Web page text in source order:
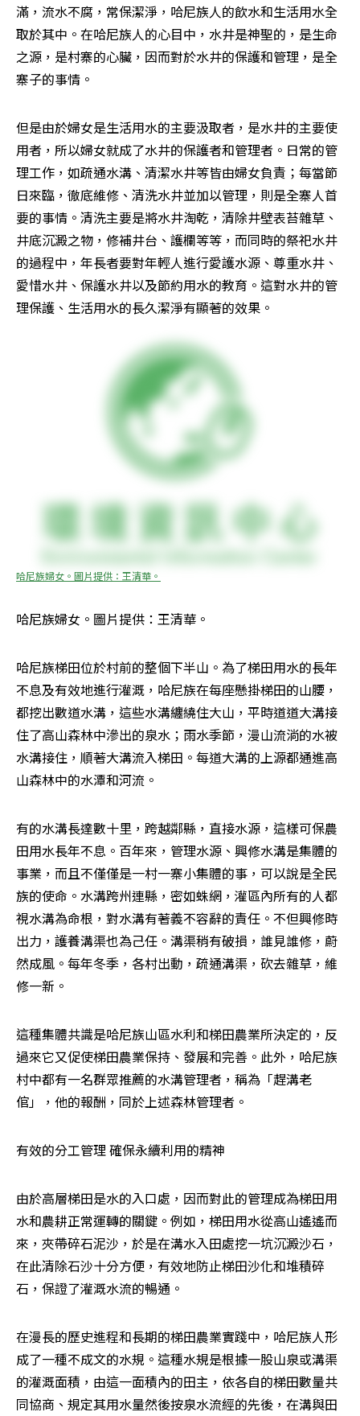
滿，流水不腐，常保潔淨，哈尼族人的飲水和生活用水全
取於其中。在哈尼族人的心目中，水井是神聖的，是生命
之源，是村寨的心臟，因而對於水井的保護和管理，是全
寨子的事情。
但是由於婦女是生活用水的主要汲取者，是水井的主要使
用者，所以婦女就成了水井的保護者和管理者。日常的管
理工作，如疏通水溝、清潔水井等皆由婦女負責；每當節
日來臨，徹底維修、清洗水井並加以管理，則是全寨人首
要的事情。清洗主要是將水井淘乾，清除井壁表苔雜草、
井底沉澱之物，修補井台、護欄等等，而同時的祭祀水井
的過程中，年長者要對年輕人進行愛護水源、尊重水井、
愛惜水井、保護水井以及節約用水的教育。這對水井的管
理保護、生活用水的長久潔淨有顯著的效果。
哈尼族婦女。圖片提供：王清華。
哈尼族婦女。圖片提供：王清華。
哈尼族梯田位於村前的整個下半山。為了梯田用水的長年
不息及有效地進行灌溉，哈尼族在每座懸掛梯田的山腰，
都挖出數道水溝，這些水溝纏繞住大山，平時道道大溝接
住了高山森林中滲出的泉水；雨水季節，漫山流淌的水被
水溝接住，順著大溝流入梯田。每道大溝的上源都通進高
山森林中的水潭和河流。
有的水溝長達數十里，跨越鄰縣，直接水源，這樣可保農
田用水長年不息。百年來，管理水源、興修水溝是集體的
事業，而且不僅僅是一村一寨小集體的事，可以說是全民
族的使命。水溝跨州連縣，密如蛛網，灌區內所有的人都
視水溝為命根，對水溝有著義不容辭的責任。不但興修時
出力，護養溝渠也為己任。溝渠稍有破損，誰見誰修，蔚
然成風。每年冬季，各村出動，疏通溝渠，砍去雜草，維
修一新。
這種集體共識是哈尼族山區水利和梯田農業所決定的，反
過來它又促使梯田農業保持、發展和完善。此外，哈尼族
村中都有一名群眾推薦的水溝管理者，稱為「趕溝老
倌」，他的報酬，同於上述森林管理者。
有效的分工管理 確保永續利用的精神
由於高層梯田是水的入口處，因而對此的管理成為梯田用
水和農耕正常運轉的關鍵。例如，梯田用水從高山遙遙而
來，夾帶碎石泥沙，於是在溝水入田處挖一坑沉澱沙石，
在此清除石沙十分方便，有效地防止梯田沙化和堆積碎
石，保證了灌溉水流的暢通。
在漫長的歷史進程和長期的梯田農業實踐中，哈尼族人形
成了一種不成文的水規。這種水規是根據一股山泉或溝渠
的灌溉面積，由這一面積內的田主，依各自的梯田數量共
同協商、規定其用水量然後按泉水流經的先後，在溝與田